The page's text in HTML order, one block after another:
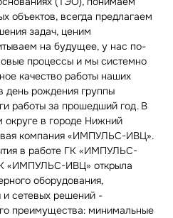
объектов, всегда предлагаем
задач, ценим
на будущее, у нас по-
процессы и мы системно
качество работы наших
день рождения группы
работы за прошедший год. В
в городе Нижний
компания «ИМПУЛЬС-ИВЦ».
в работе ГК «ИМПУЛЬС-
«ИМПУЛЬС-ИВЦ» открыла
оборудования,
и сетевых решений -
преимущества: минимальные